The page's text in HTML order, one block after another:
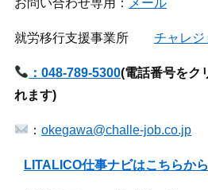
就労移行支援事業所 チャレジ
：048-789-5300(電話番号をク
れます)
：okegawa@challe-job.co.jp
LITALICO仕事ナビはこちらから